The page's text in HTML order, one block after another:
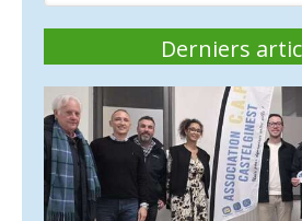
Derniers